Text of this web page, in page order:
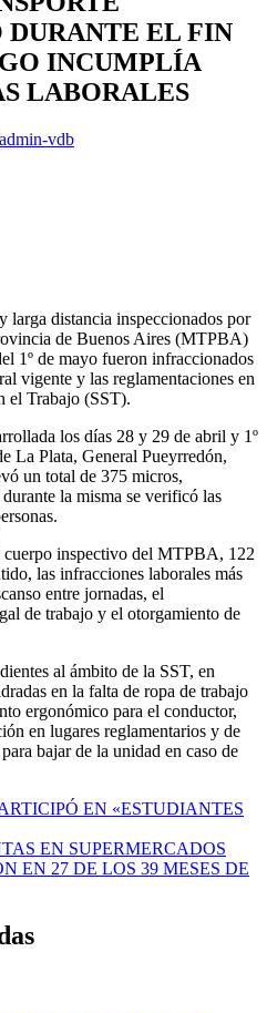
DURANTE EL FIN
INCUMPLÍA
LABORALES
admin-vdb
larga distancia inspeccionados por
de Buenos Aires (MTPBA)
1º de mayo fueron infraccionados
vigente y las reglamentaciones en
el Trabajo (SST).
los días 28 y 29 de abril y 1º
La Plata, General Pueyrredón,
un total de 375 micros,
la misma se verificó las
cuerpo inspectivo del MTPBA, 122
las infracciones laborales más
entre jornadas, el
de trabajo y el otorgamiento de
al ámbito de la SST, en
en la falta de ropa de trabajo
ergonómico para el conductor,
en lugares reglamentarios y de
bajar de la unidad en caso de
EN «ESTUDIANTES
EN SUPERMERCADOS
EN 27 DE LOS 39 MESES DE